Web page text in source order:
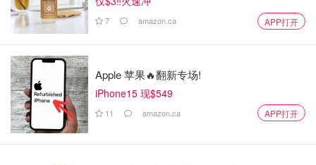
7 amazon.ca APP打开
Apple 苹果🔥翻新专场!
iPhone15 现$549
11 amazon.ca APP打开